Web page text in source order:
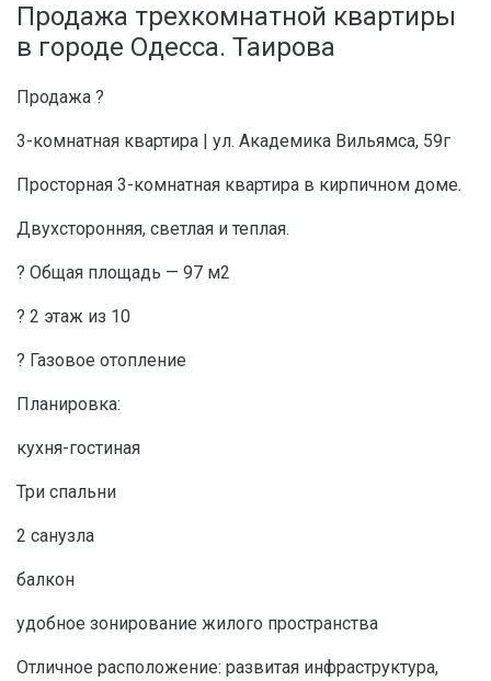
Продажа трехкомнатной квартиры
в городе Одесса. Таирова
Продажа ?
3-комнатная квартира | ул. Академика Вильямса, 59г
Просторная 3-комнатная квартира в кирпичном доме.
Двухсторонняя, светлая и теплая.
? Общая площадь — 97 м2
? 2 этаж из 10
? Газовое отопление
Планировка:
кухня-гостиная
Три спальни
2 санузла
балкон
удобное зонирование жилого пространства
Отличное расположение: развитая инфраструктура,